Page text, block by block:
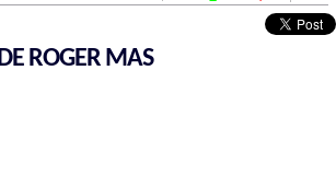
ROGER MAS